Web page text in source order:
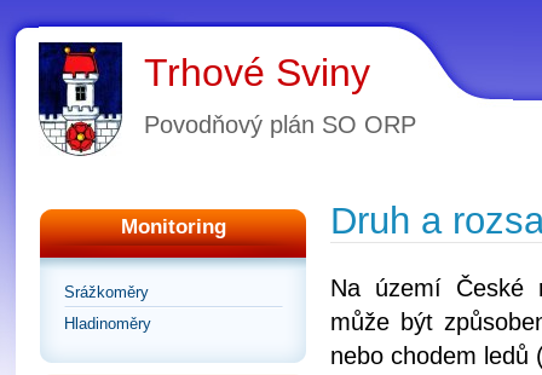
Trhové Sviny
Povodňový plán SO ORP
Monitoring
Srážkoměry
Hladinoměry
Druh a
Na území České
může být
nebo chodem ledů